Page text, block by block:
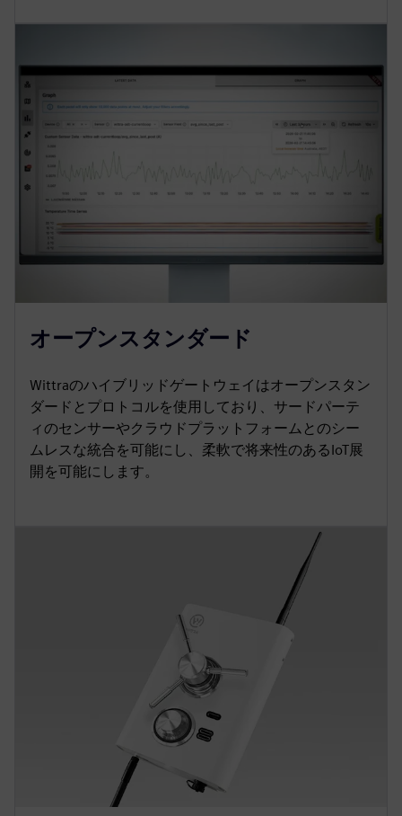
オープンスタンダード
Wittraのハイブリッドゲートウェイはオープンスタン
ダードとプロトコルを使用しており、サードパーテ
ィのセンサーやクラウドプラットフォームとのシー
ムレスな統合を可能にし、柔軟で将来性のあるIoT展
開を可能にします。